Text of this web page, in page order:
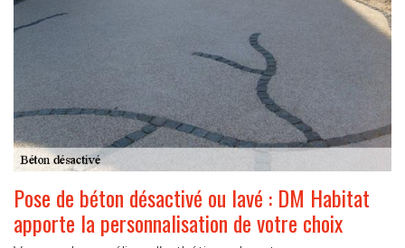
Pose de béton désactivé ou lavé : DM Habitat
apporte la personnalisation de votre choix